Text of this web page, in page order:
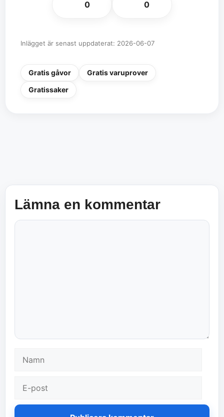
0 0
Inlägget är senast uppdaterat: 2026-06-07
Gratis gåvor
Gratis varuprover
Gratissaker
Lämna en kommentar
Kommentar
post